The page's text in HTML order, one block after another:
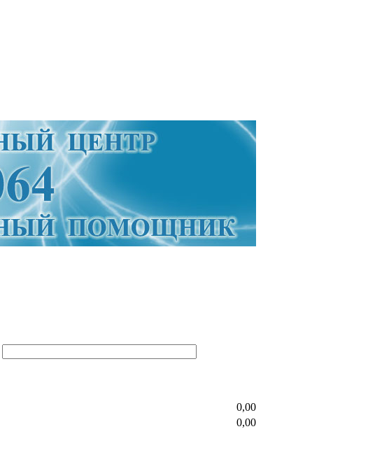
0,00
0,00